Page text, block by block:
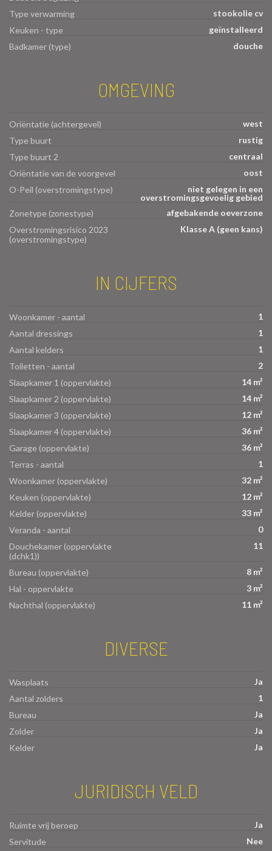
Type verwarming
stookolie cv
Keuken - type
geïnstalleerd
Badkamer (type)
douche
OMGEVING
Oriëntatie (achtergevel)
west
Type buurt
rustig
Type buurt 2
centraal
Oriëntatie van de voorgevel
oost
O-Peil (overstromingstype)
niet gelegen in een
overstromingsgevoelig gebied
Zonetype (zonestype)
afgebakende oeverzone
Overstromingsrisico 2023
(overstromingstype)
Klasse A (geen kans)
IN CIJFERS
Woonkamer - aantal
1
Aantal dressings
1
Aantal kelders
1
Toiletten - aantal
2
Slaapkamer 1 (oppervlakte)
14 m²
Slaapkamer 2 (oppervlakte)
14 m²
Slaapkamer 3 (oppervlakte)
12 m²
Slaapkamer 4 (oppervlakte)
36 m²
Garage (oppervlakte)
36 m²
Terras - aantal
1
Woonkamer (oppervlakte)
32 m²
Keuken (oppervlakte)
12 m²
Kelder (oppervlakte)
33 m²
Veranda - aantal
0
Douchekamer (oppervlakte
(dchk1))
11
Bureau (oppervlakte)
8 m²
Hal - oppervlakte
3 m²
Nachthal (oppervlakte)
11 m²
DIVERSE
Wasplaats
Ja
Aantal zolders
1
Bureau
Ja
Zolder
Ja
Kelder
Ja
JURIDISCH VELD
Ruimte vrij beroep
Ja
Servitude
Nee